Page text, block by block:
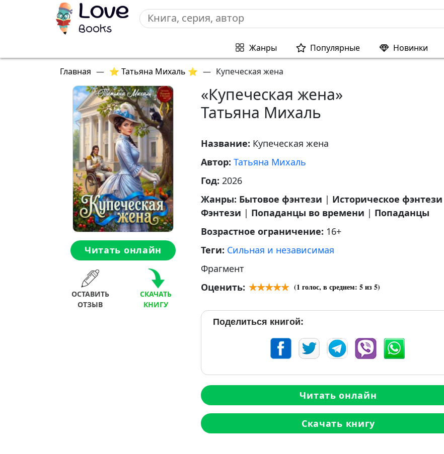
Жанры Популярные Новинки
Главная — ⭐ Татьяна Михаль ⭐ — Купеческая жена
Читать онлайн
ОСТАВИТЬ
ОТЗЫВ
СКАЧАТЬ
КНИГУ
«Купеческая жена»
Татьяна Михаль
Название: Купеческая жена
Автор: Татьяна Михаль
Год: 2026
Жанры: Бытовое фэнтези | Историческое фэнтези
Фэнтези | Попаданцы во времени | Попаданцы
Возрастное ограничение: 16+
Теги: Сильная и независимая
Фрагмент
Оценить:
(1 голос, в среднем: 5из 5)
Поделиться книгой:
Читать онлайн
Скачать книгу